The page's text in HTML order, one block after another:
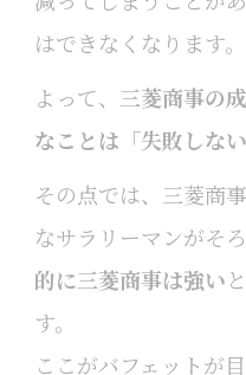
はできなくなります。
よって、 三菱商事の
なことは「失敗しない
その点では、三菱商
なサラリーマンがそ
的に三菱商事は強い
す。
ここがバフェットが